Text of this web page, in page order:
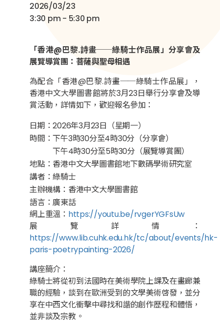
2026/03/23
3:30 pm - 5:30 pm
「香港@巴黎.詩畫──綠騎士作品展」分享會及
展覽導賞團：菩薩與聖母相遇
為配合「香港@巴黎.詩畫──綠騎士作品展」，
香港中文大學圖書館將於3月23日舉行分享會及導
賞活動，詳情如下，歡迎報名參加：
日期：2026年3月23日（星期一）
時間：下午3時30分至4時30分（分享會）
下午4時30分至5時30分（展覽導賞團）
地點：香港中文大學圖書館地下數碼學術研究室
講者：綠騎士
主辦機構：香港中文大學圖書館
語言：廣東話
網上重溫： https://youtu.be/rvgerYGFsUw
展覽詳情：
https://www.lib.cuhk.edu.hk/tc/about/events/hk-
paris-poetrypainting-2026/
講座簡介：
綠騎士將從初到法國時在美術學院上課及在畫廊兼
職的經驗，談到在歐洲受到的文學美術啓發，並分
享在中西文化衝擊中尋找和諧的創作歷程和體悟，
並非談及宗教。